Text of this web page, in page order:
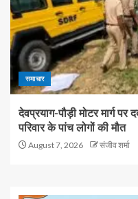
समाचार
देवप्रयाग-पौड़ी मोटर मार्ग पर
परिवार के पांच लोगों की मौत
August 7, 2026 संजीव शर्मा